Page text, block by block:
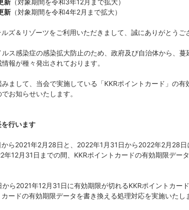
新 （対象期間を令和3年12月まで拡大）
新 （対象期間を令和4年2月まで拡大）
ズ＆リゾーツをご利用いただきまして、誠にありがとうご
ス感染症の感染拡大防止のため、政府及び自治体から、蔓
報が種々発出されております。
まして、当会で実施している「KKRポイントカード」の有
お知らせいたします。
を行います
ら2021年2月28日と、2022年1月31日から2022年2月28日
年12月31日までの間、KKRポイントカードの有効期限デー
ら2021年12月31日に有効期限が切れるKKRポイントカー
ードの有効期限データを書き換える処理対応を実施いたし